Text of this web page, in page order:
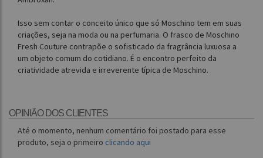
Isso sem contar o conceito único que só Moschino tem em suas
criações, seja na moda ou na perfumaria. O frasco de Moschino
Fresh Couture contrapõe o sofisticado da fragrância luxuosa a
um objeto comum do cotidiano. É o encontro perfeito da
criatividade atrevida e irreverente típica de Moschino.
OPINIÃO DOS CLIENTES
Até o momento, nenhum comentário foi postado para esse
produto, seja o primeiro clicando aqui